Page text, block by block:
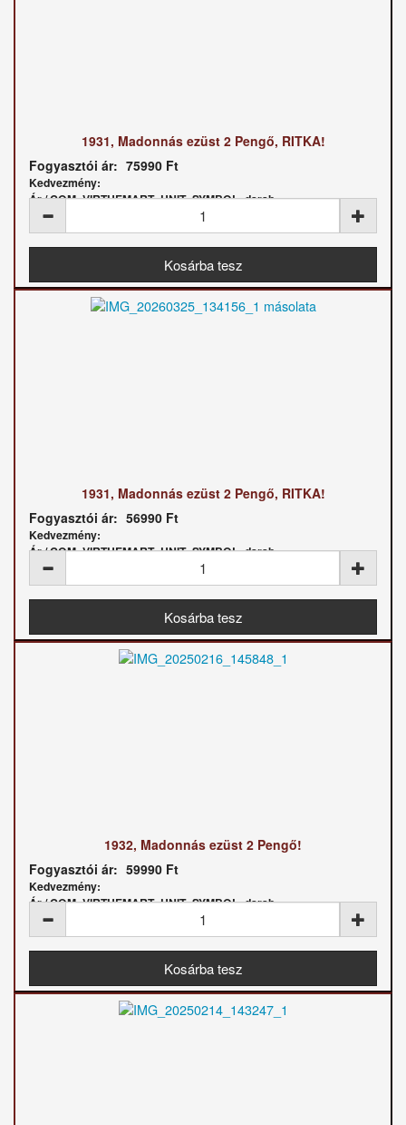
1931, Madonnás ezüst 2 Pengő, RITKA!
Fogyasztói ár: 75990 Ft
Kedvezmény:
Ár / COM_VIRTUEMART_UNIT_SYMBOL_darab:
1931, Madonnás ezüst 2 Pengő, RITKA!
Fogyasztói ár: 56990 Ft
Kedvezmény:
Ár / COM_VIRTUEMART_UNIT_SYMBOL_darab:
1932, Madonnás ezüst 2 Pengő!
Fogyasztói ár: 59990 Ft
Kedvezmény:
Ár / COM_VIRTUEMART_UNIT_SYMBOL_darab: